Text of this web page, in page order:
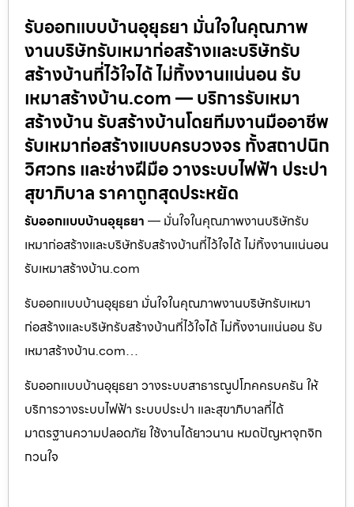
รับออกแบบบ้านอุยุธยา มั่นใจในคุณภาพ
งานบริษัทรับเหมาก่อสร้างและบริษัทรับ
สร้างบ้านที่ไว้ใจได้ ไม่ทิ้งงานแน่นอน รับ
เหมาสร้างบ้าน.com — บริการรับเหมา
สร้างบ้าน รับสร้างบ้านโดยทีมงานมืออาชีพ
รับเหมาก่อสร้างแบบครบวงจร ทั้งสถาปนิก
วิศวกร และช่างฝีมือ วางระบบไฟฟ้า ประปา
สุขาภิบาล ราคาถูกสุดประหยัด
รับออกแบบบ้านอุยุธยา — มั่นใจในคุณภาพงานบริษัทรับ
เหมาก่อสร้างและบริษัทรับสร้างบ้านที่ไว้ใจได้ ไม่ทิ้งงานแน่นอน
รับเหมาสร้างบ้าน.com
รับออกแบบบ้านอุยุธยา มั่นใจในคุณภาพงานบริษัทรับเหมา
ก่อสร้างและบริษัทรับสร้างบ้านที่ไว้ใจได้ ไม่ทิ้งงานแน่นอน รับ
เหมาสร้างบ้าน.com…
รับออกแบบบ้านอุยุธยา วางระบบสาธารณูปโภคครบครัน ให้
บริการวางระบบไฟฟ้า ระบบประปา และสุขาภิบาลที่ได้
มาตรฐานความปลอดภัย ใช้งานได้ยาวนาน หมดปัญหาจุกจิก
กวนใจ